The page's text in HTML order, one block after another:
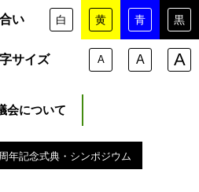
い 白 黄 青 黒
サイズ A A A
会について
年記念式典・シンポジウム